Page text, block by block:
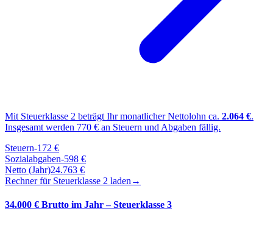
Mit Steuerklasse 2 beträgt Ihr monatlicher Nettolohn ca. 2.064 €.
Insgesamt werden 770 € an Steuern und Abgaben fällig.
Steuern-172 €
Sozialabgaben-598 €
Netto (Jahr)24.763 €
Rechner für Steuerklasse 2 laden →
34.000 € Brutto im Jahr – Steuerklasse 3